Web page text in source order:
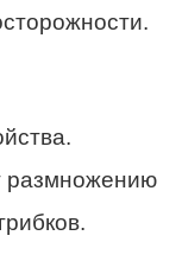
размножению